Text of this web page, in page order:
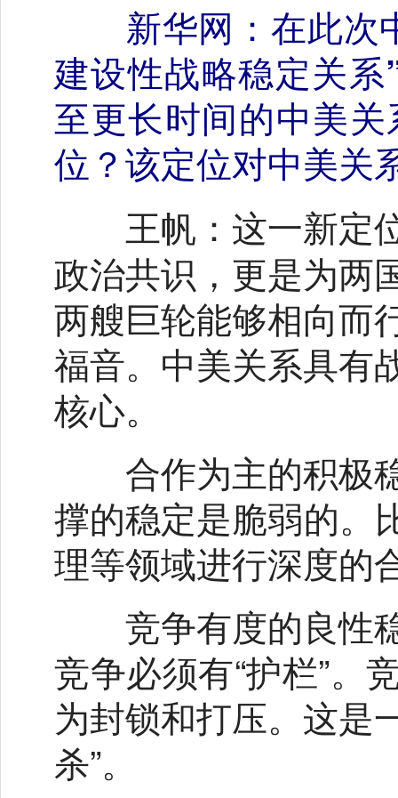
新华网：在此次
建设性战略稳定关
至更长时间的中美
位？该定位对中美关
王帆： 这一新定
政治共识，更是为两
两艘巨轮能够相向而
福音。中美关系具有
核心。
合作为主的积极稳
撑的稳定是脆弱的。
理等领域进行深度的
竞争有度的良性稳
竞争必须有“护栏”。
为封锁和打压。这是
杀”。